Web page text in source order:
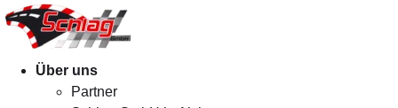
Menü Über uns
Partner